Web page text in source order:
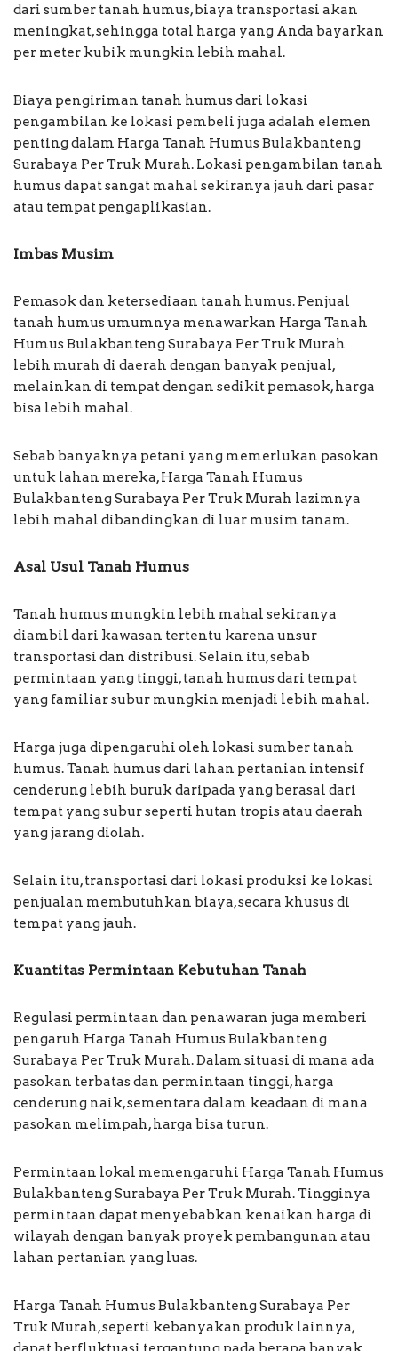
dari sumber tanah humus, biaya transportasi akan
meningkat, sehingga total harga yang Anda bayarkan
per meter kubik mungkin lebih mahal.
Biaya pengiriman tanah humus dari lokasi
pengambilan ke lokasi pembeli juga adalah elemen
penting dalam Harga Tanah Humus Bulakbanteng
Surabaya Per Truk Murah. Lokasi pengambilan tanah
humus dapat sangat mahal sekiranya jauh dari pasar
atau tempat pengaplikasian.
Imbas Musim
Pemasok dan ketersediaan tanah humus. Penjual
tanah humus umumnya menawarkan Harga Tanah
Humus Bulakbanteng Surabaya Per Truk Murah
lebih murah di daerah dengan banyak penjual,
melainkan di tempat dengan sedikit pemasok, harga
bisa lebih mahal.
Sebab banyaknya petani yang memerlukan pasokan
untuk lahan mereka, Harga Tanah Humus
Bulakbanteng Surabaya Per Truk Murah lazimnya
lebih mahal dibandingkan di luar musim tanam.
Asal Usul Tanah Humus
Tanah humus mungkin lebih mahal sekiranya
diambil dari kawasan tertentu karena unsur
transportasi dan distribusi. Selain itu, sebab
permintaan yang tinggi, tanah humus dari tempat
yang familiar subur mungkin menjadi lebih mahal.
Harga juga dipengaruhi oleh lokasi sumber tanah
humus. Tanah humus dari lahan pertanian intensif
cenderung lebih buruk daripada yang berasal dari
tempat yang subur seperti hutan tropis atau daerah
yang jarang diolah.
Selain itu, transportasi dari lokasi produksi ke lokasi
penjualan membutuhkan biaya, secara khusus di
tempat yang jauh.
Kuantitas Permintaan Kebutuhan Tanah
Regulasi permintaan dan penawaran juga memberi
pengaruh Harga Tanah Humus Bulakbanteng
Surabaya Per Truk Murah. Dalam situasi di mana ada
pasokan terbatas dan permintaan tinggi, harga
cenderung naik, sementara dalam keadaan di mana
pasokan melimpah, harga bisa turun.
Permintaan lokal memengaruhi Harga Tanah Humus
Bulakbanteng Surabaya Per Truk Murah. Tingginya
permintaan dapat menyebabkan kenaikan harga di
wilayah dengan banyak proyek pembangunan atau
lahan pertanian yang luas.
Harga Tanah Humus Bulakbanteng Surabaya Per
Truk Murah, seperti kebanyakan produk lainnya,